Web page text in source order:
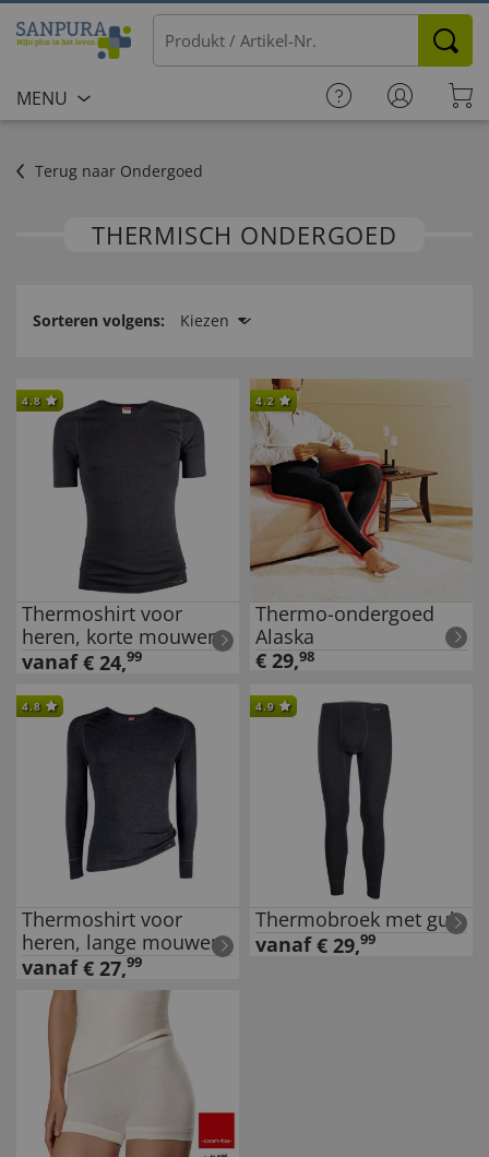
MENU
Terug naar Ondergoed
THERMISCH ONDERGOED
Sorteren volgens: Kiezen
4.8
Thermoshirt voor
heren, korte mouwen
vanaf € 24,99
4.2
Thermo-ondergoed
Alaska
€ 29,98
4.8
Thermoshirt voor
heren, lange mouwen
vanaf € 27,99
4.9
Thermobroek met gulp
vanaf € 29,99